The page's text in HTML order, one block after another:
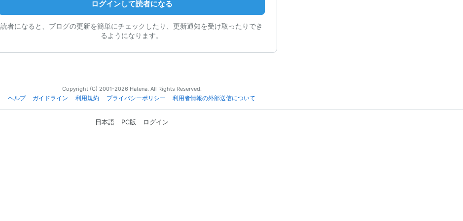
ログインして読者になる
読者になると、ブログの更新を簡単にチェックしたり、更新通知を受け取ったりでき
るようになります。
Copyright (C) 2001-2026 Hatena. All Rights Reserved.
ヘルプ
ガイドライン 利用規約 プライバシーポリシー 利用者情報の外部送信について
日本語 PC版 ログイン